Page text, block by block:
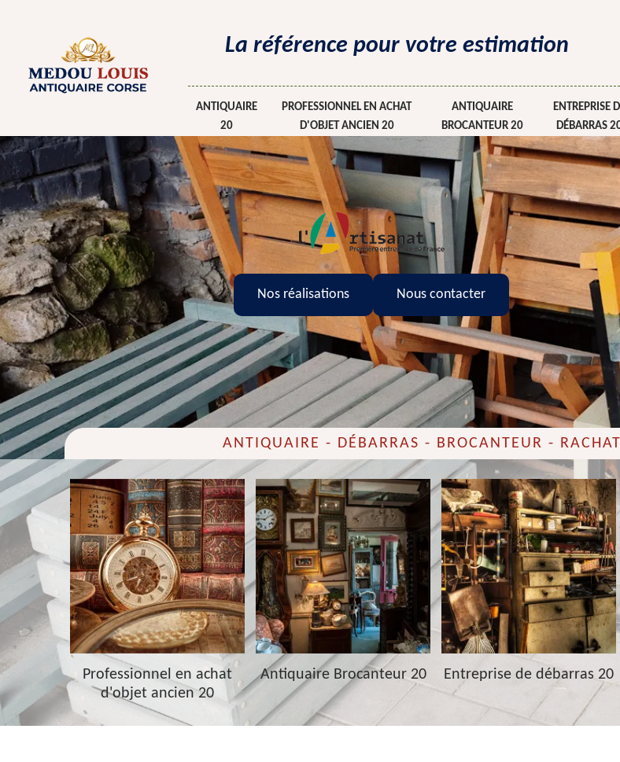
La référence pour votre estimation
ANTIQUAIRE
20
PROFESSIONNEL EN ACHAT
D'OBJET ANCIEN 20
ANTIQUAIRE
BROCANTEUR 20
ENTREPRISE
DÉBARRAS
Nos réalisations Nous contacter
ANTIQUAIRE - DÉBARRAS - BROCANTEUR -
Professionnel en achat
d'objet ancien 20
Antiquaire Brocanteur 20 Entreprise de débarras 20